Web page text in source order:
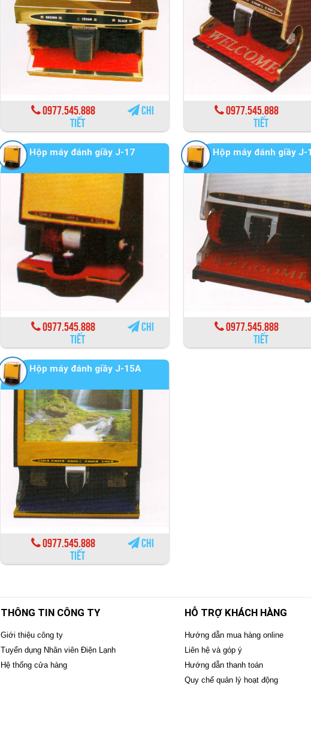
0977.545.888
Chi
tiết
0977.545.888
tiết
Hộp máy đánh giầy J-17
0977.545.888
Chi
tiết
Hộp máy đánh giầy J-
0977.545.888
tiết
Hộp máy đánh giầy J-15A
0977.545.888
Chi
tiết
THÔNG TIN CÔNG TY
Giới thiệu công ty
Tuyển dụng Nhân viên Điện Lạnh
Hệ thống cửa hàng
HỖ TRỢ KHÁCH HÀNG
Hướng dẫn mua hàng online
Liên hệ và góp ý
Hướng dẫn thanh toán
Quy chế quản lý hoạt động